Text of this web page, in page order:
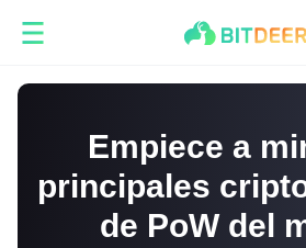
Empiece a
principales
de PoW del